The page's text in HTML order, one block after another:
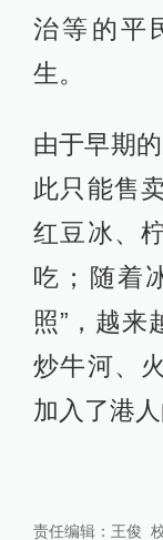
治等的平
生。
由于早期
此只能售
红豆冰、
吃；随着
照”，越来
炒牛河、
加入了港
责任编辑： 王俊